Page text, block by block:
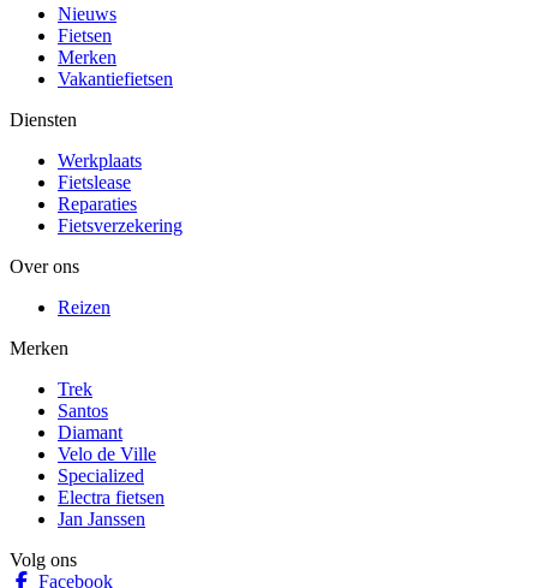
Nieuws
Fietsen
Merken
Vakantiefietsen
Diensten
Werkplaats
Fietslease
Reparaties
Fietsverzekering
Over ons
Reizen
Merken
Trek
Santos
Diamant
Velo de Ville
Specialized
Electra fietsen
Jan Janssen
Volg ons
Facebook